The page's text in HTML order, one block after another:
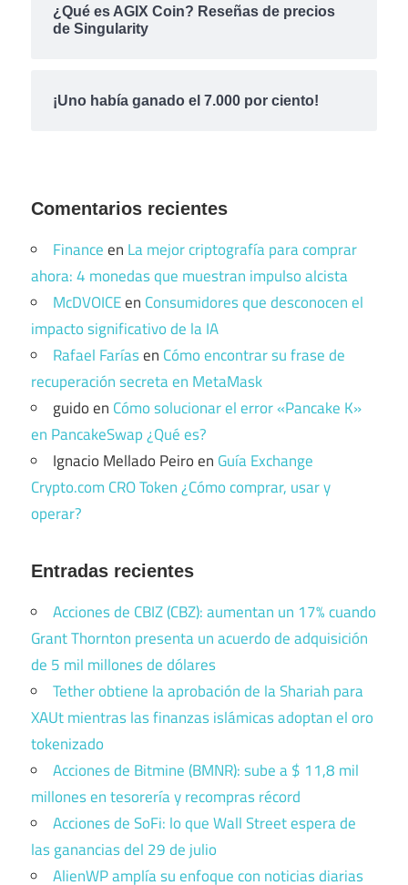
¿Qué es AGIX Coin? Reseñas de precios
de Singularity
¡Uno había ganado el 7.000 por ciento!
Comentarios recientes
Financeen La mejor criptografía para comprar
ahora: 4 monedas que muestran impulso alcista
McDVOICEen Consumidores que desconocen el
impacto significativo de la IA
Rafael Faríasen Cómo encontrar su frase de
recuperación secreta en MetaMask
guidoen Cómo solucionar el error «Pancake K»
en PancakeSwap ¿Qué es?
Ignacio Mellado Peiroen Guía Exchange
Crypto.com CRO Token ¿Cómo comprar, usar y
operar?
Entradas recientes
Acciones de CBIZ (CBZ): aumentan un 17% cuando
Grant Thornton presenta un acuerdo de adquisición
de 5 mil millones de dólares
Tether obtiene la aprobación de la Shariah para
XAUt mientras las finanzas islámicas adoptan el oro
tokenizado
Acciones de Bitmine (BMNR): sube a $ 11,8 mil
millones en tesorería y recompras récord
Acciones de SoFi: lo que Wall Street espera de
las ganancias del 29 de julio
AlienWP amplía su enfoque con noticias diarias